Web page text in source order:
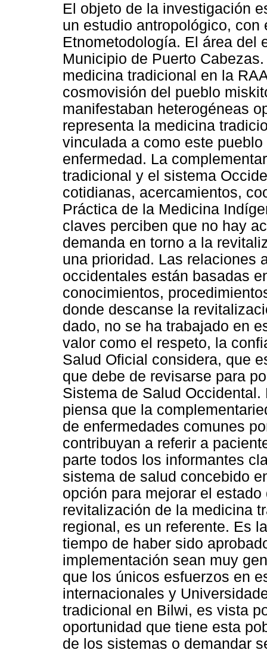
El objeto de la investigación
un estudio antropológico,
Etnometodología. El área del
Municipio de Puerto
medicina tradicional en la
cosmovisión del pueblo
manifestaban heterogéneas
representa la medicina
vinculada a como este
enfermedad. La
tradicional y el sistema
cotidianas, acercamientos,
Práctica de la Medicina
claves perciben que no hay
demanda en torno a la
una prioridad. Las relaciones
occidentales están basadas
conocimientos,
donde descanse la
dado, no se ha trabajado en
valor como el respeto, la
Salud Oficial considera, que
que debe de revisarse para
Sistema de Salud
piensa que la
de enfermedades comunes
contribuyan a referir a
parte todos los informantes
sistema de salud concebido
opción para mejorar el
revitalización de la medicina
regional, es un referente. Es
tiempo de haber sido
implementación sean muy
que los únicos esfuerzos en
internacionales y
tradicional en Bilwi, es vista
oportunidad que tiene esta
de los sistemas o demandar